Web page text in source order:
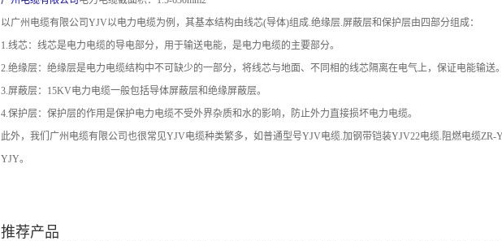
以广州电缆有限公司YJV以电力电缆为例，其基本结构由线芯(导体)组成.绝缘层.屏蔽层和保护层由四部分组成：
1.线芯：线芯是电力电缆的导电部分，用于输送电能，是电力电缆的主要部分。
2.绝缘层：绝缘层是电力电缆结构中不可缺少的一部分，将线芯与地面、不同相的线芯隔离在电气上，保证电能输送。
3.屏蔽层：15KV电力电缆一般包括导体屏蔽层和绝缘屏蔽层。
4.保护层：保护层的作用是保护电力电缆不受外界杂质和水的影响，防止外力直接损坏电力电缆。
此外，我们广州电缆有限公司也很常见YJV电缆种类繁多，如普通型号YJV电缆.加钢带铠装YJV22电缆.阻燃电缆ZR-
YJY。
推荐产品